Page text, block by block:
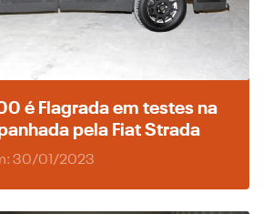
é Flagrada em testes na
pela Fiat Strada
30/01/2023